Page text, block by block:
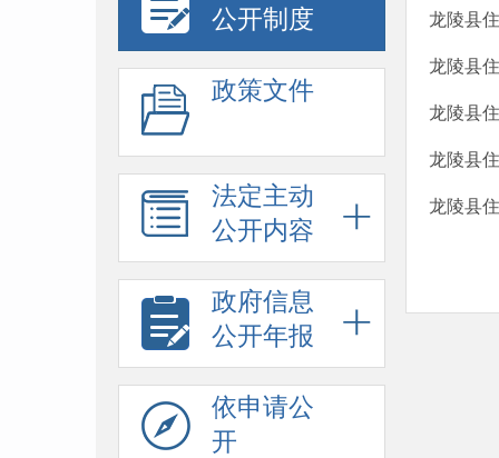
公开制度
政策文件
法定主动
公开内容
政府信息
公开年报
依申请公
开
龙陵县
龙陵县
龙陵县
龙陵县
龙陵县